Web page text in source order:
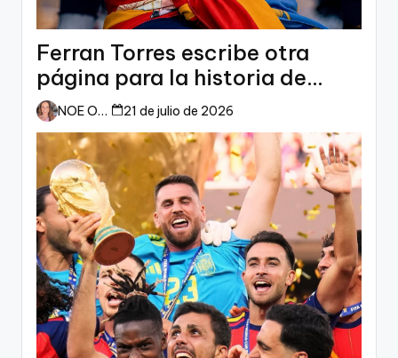
Ferran Torres escribe otra
página para la historia de
España
NOE ORTIZ 21 de julio de 2026